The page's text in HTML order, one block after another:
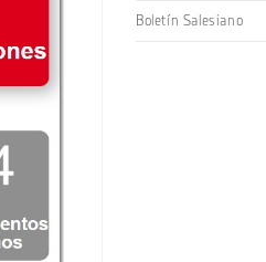
Boletín Salesiano